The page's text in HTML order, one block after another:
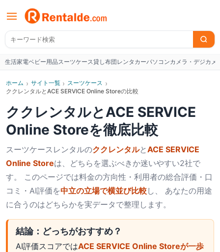
生活家電ベビー用品スーツケース貸し布団レンタカーパソコンカメラ・デジカメ
ホーム › サイト一覧 › スーツケース ›
ククレンタルとACE SERVICE Online Storeの比較
ククレンタルとACE SERVICE
Online Storeを徹底比較
スーツケース レンタルのククレンタルとACE SERVICE
Online Storeは、どちらを選ぶべきか迷いやすい2社で
す。 このページでは料金の方向性・利用者の総合評価・口
コミ・AI評価を中立の立場で横並び比較し、 あなたの用途
に合うのはどちらかを実データで整理します。
結論：どっちがおすすめ？
AI評価スコアではACE SERVICE Online Storeが一歩